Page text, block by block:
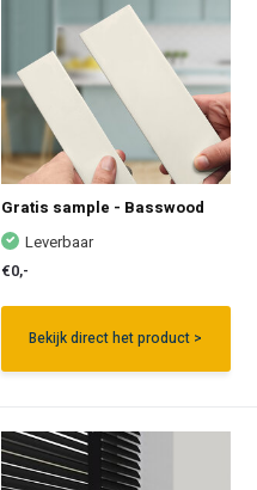
Gratis sample - Basswood
Leverbaar
€0,-
Bekijk direct het product >